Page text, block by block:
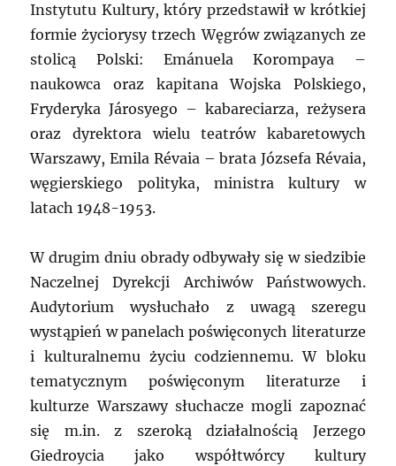
Instytutu Kultury, który przedstawił w krótkiej
formie życiorysy trzech Węgrów związanych ze
stolicą Polski: Emánuela Korompaya –
naukowca oraz kapitana Wojska Polskiego,
Fryderyka Járosyego – kabareciarza, reżysera
oraz dyrektora wielu teatrów kabaretowych
Warszawy, Emila Révaia – brata Józsefa Révaia,
węgierskiego polityka, ministra kultury w
latach 1948-1953.
W drugim dniu obrady odbywały się w siedzibie
Naczelnej Dyrekcji Archiwów Państwowych.
Audytorium wysłuchało z uwagą szeregu
wystąpień w panelach poświęconych literaturze
i kulturalnemu życiu codziennemu. W bloku
tematycznym poświęconym literaturze i
kulturze Warszawy słuchacze mogli zapoznać
się m.in. z szeroką działalnością Jerzego
Giedroycia jako współtwórcy kultury